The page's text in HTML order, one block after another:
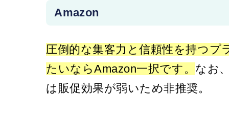
Amazon
圧倒的な集客力と信頼性を持つ
たいならAmazon一択です。 なお
は販促効果が弱いため非推奨。